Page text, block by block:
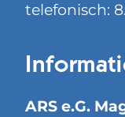
telefonisch:
ARS e.G.